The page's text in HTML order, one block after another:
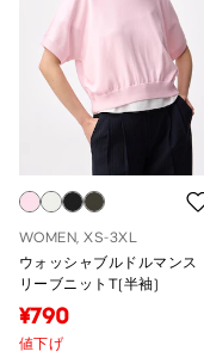
WOMEN, XS-3XL
ウォッシャブルドルマンス
リーブニットT(半袖)
¥790
値下げ